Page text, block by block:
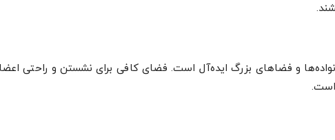
که برای خانواده‌ها و فضاهای بزرگ ایده‌آل است. فضای کافی برای نشستن و راحتی
است.